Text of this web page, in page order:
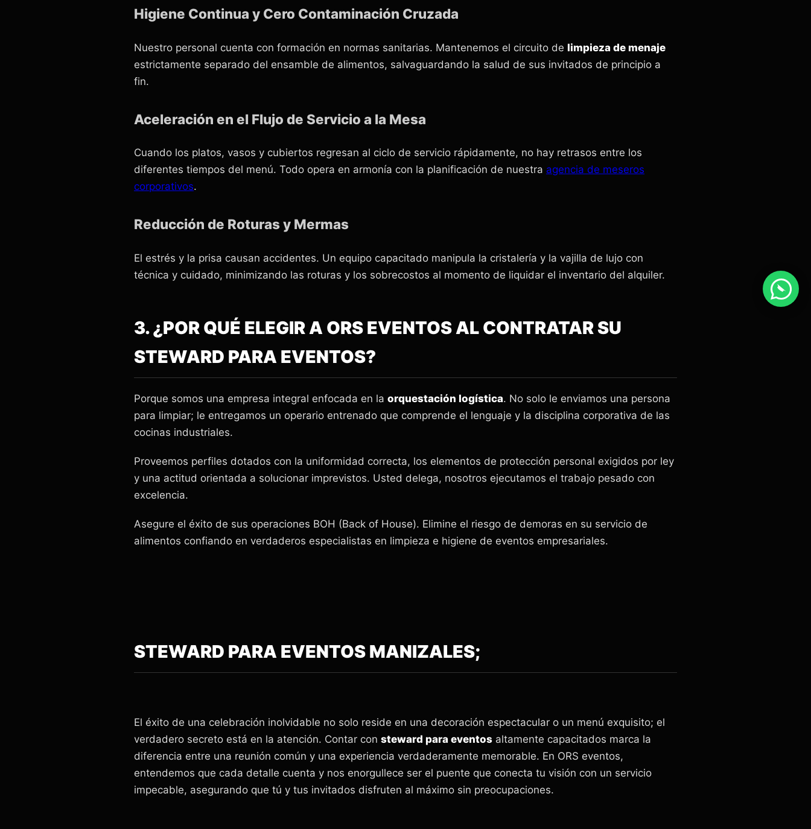
Higiene Continua y Cero Contaminación Cruzada
Nuestro personal cuenta con formación en normas sanitarias. Mantenemos el circuito de limpieza de menaje
estrictamente separado del ensamble de alimentos, salvaguardando la salud de sus invitados de principio a
fin.
Aceleración en el Flujo de Servicio a la Mesa
Cuando los platos, vasos y cubiertos regresan al ciclo de servicio rápidamente, no hay retrasos entre los
diferentes tiempos del menú. Todo opera en armonía con la planificación de nuestra agencia de meseros
corporativos.
Reducción de Roturas y Mermas
El estrés y la prisa causan accidentes. Un equipo capacitado manipula la cristalería y la vajilla de lujo con
técnica y cuidado, minimizando las roturas y los sobrecostos al momento de liquidar el inventario del alquiler.
3. ¿POR QUÉ ELEGIR A ORS EVENTOS AL CONTRATAR SU
STEWARD PARA EVENTOS?
Porque somos una empresa integral enfocada en la orquestación logística. No solo le enviamos una persona
para limpiar; le entregamos un operario entrenado que comprende el lenguaje y la disciplina corporativa de las
cocinas industriales.
Proveemos perfiles dotados con la uniformidad correcta, los elementos de protección personal exigidos por ley
y una actitud orientada a solucionar imprevistos. Usted delega, nosotros ejecutamos el trabajo pesado con
excelencia.
Asegure el éxito de sus operaciones BOH (Back of House). Elimine el riesgo de demoras en su servicio de
alimentos confiando en verdaderos especialistas en limpieza e higiene de eventos empresariales.
STEWARD PARA EVENTOS MANIZALES;
El éxito de una celebración inolvidable no solo reside en una decoración espectacular o un menú exquisito; el
verdadero secreto está en la atención. Contar con steward para eventos altamente capacitados marca la
diferencia entre una reunión común y una experiencia verdaderamente memorable. En ORS eventos,
entendemos que cada detalle cuenta y nos enorgullece ser el puente que conecta tu visión con un servicio
impecable, asegurando que tú y tus invitados disfruten al máximo sin preocupaciones.